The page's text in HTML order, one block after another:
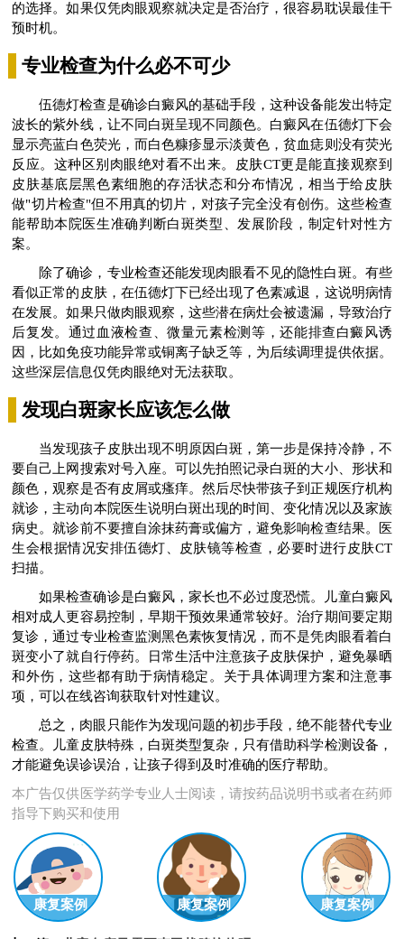
的选择。如果仅凭肉眼观察就决定是否治疗，很容易耽误最佳干
预时机。
专业检查为什么必不可少
伍德灯检查是确诊白癜风的基础手段，这种设备能发出特定
波长的紫外线，让不同白斑呈现不同颜色。白癜风在伍德灯下会
显示亮蓝白色荧光，而白色糠疹显示淡黄色，贫血痣则没有荧光
反应。这种区别肉眼绝对看不出来。皮肤CT更是能直接观察到
皮肤基底层黑色素细胞的存活状态和分布情况，相当于给皮肤
做"切片检查"但不用真的切片，对孩子完全没有创伤。这些检查
能帮助本院医生准确判断白斑类型、发展阶段，制定针对性方
案。
除了确诊，专业检查还能发现肉眼看不见的隐性白斑。有些
看似正常的皮肤，在伍德灯下已经出现了色素减退，这说明病情
在发展。如果只做肉眼观察，这些潜在病灶会被遗漏，导致治疗
后复发。通过血液检查、微量元素检测等，还能排查白癜风诱
因，比如免疫功能异常或铜离子缺乏等，为后续调理提供依据。
这些深层信息仅凭肉眼绝对无法获取。
发现白斑家长应该怎么做
当发现孩子皮肤出现不明原因白斑，第一步是保持冷静，不
要自己上网搜索对号入座。可以先拍照记录白斑的大小、形状和
颜色，观察是否有皮屑或瘙痒。然后尽快带孩子到正规医疗机构
就诊，主动向本院医生说明白斑出现的时间、变化情况以及家族
病史。就诊前不要擅自涂抹药膏或偏方，避免影响检查结果。医
生会根据情况安排伍德灯、皮肤镜等检查，必要时进行皮肤CT
扫描。
如果检查确诊是白癜风，家长也不必过度恐慌。儿童白癜风
相对成人更容易控制，早期干预效果通常较好。治疗期间要定期
复诊，通过专业检查监测黑色素恢复情况，而不是凭肉眼看着白
斑变小了就自行停药。日常生活中注意孩子皮肤保护，避免暴晒
和外伤，这些都有助于病情稳定。关于具体调理方案和注意事
项，可以在线咨询获取针对性建议。
总之，肉眼只能作为发现问题的初步手段，绝不能替代专业
检查。儿童皮肤特殊，白斑类型复杂，只有借助科学检测设备，
才能避免误诊误治，让孩子得到及时准确的医疗帮助。
本广告仅供医学药学专业人士阅读，请按药品说明书或者在药师
指导下购买和使用
康复案例 康复案例 康复案例